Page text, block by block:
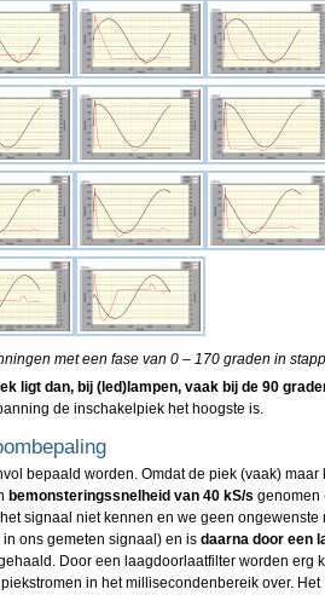
met een fase van 0 – 170 graden in
ligt dan, bij (led)lampen, vaak bij de 90
de inschakelpiek het hoogste is.
bepaald worden. Omdat de piek (vaak)
bemonsteringssnelheid van 40 kS/s genomen
signaal niet kennen en we geen
ons gemeten signaal) en is daarna door een
Door een laagdoorlaatfilter worden erg
in het millisecondenbereik over.